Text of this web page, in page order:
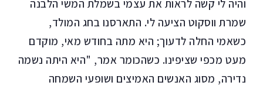
והיה לי קשה לראות את עצמי בשמלת המשי הלבנה
שמרת ווסקוט הציעה לי. התארסנו בחג המולד,
כשאמי החלה לדעוך; היא מתה בחודש מאי, מוקדם
מעט מכפי שציפינו. כשהכומר אמר, "היא היתה נשמה
נדירה, מסוג האנשים האמיצים ושופעי השמחה